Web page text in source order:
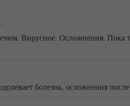
:
Вирусное. Осложнения. Пока
болезнь, осложнения